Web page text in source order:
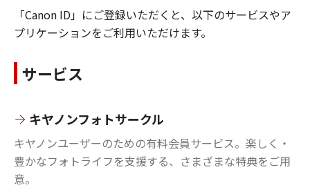
「Canon ID」にご登録いただくと、以下のサービスやア
プリケーションをご利用いただけます。
サービス
キヤノンフォトサークル
キヤノンユーザーのための有料会員サービス。楽しく・
豊かなフォトライフを支援する、さまざまな特典をご用
意。